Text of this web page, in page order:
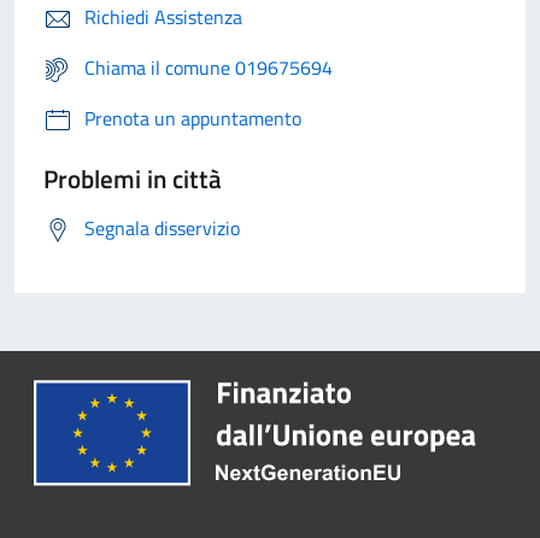
Richiedi Assistenza
Chiama il comune 019675694
Prenota un appuntamento
Problemi in città
Segnala disservizio